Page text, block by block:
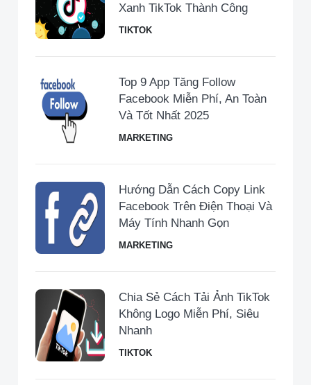
Xanh TikTok Thành Công
TIKTOK
Top 9 App Tăng Follow
Facebook Miễn Phí, An Toàn
Và Tốt Nhất 2025
MARKETING
Hướng Dẫn Cách Copy Link
Facebook Trên Điện Thoại Và
Máy Tính Nhanh Gọn
MARKETING
Chia Sẻ Cách Tải Ảnh TikTok
Không Logo Miễn Phí, Siêu
Nhanh
TIKTOK